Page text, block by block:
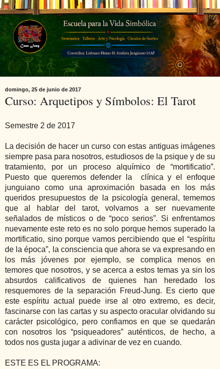
domingo, 25 de junio de 2017
Curso: Arquetipos y Símbolos: El Tarot
Semestre 2 de 2017
La decisión de hacer un curso con estas antiguas imágenes
siempre pasa para nosotros, estudiosos de la psique y de su
tratamiento, por un proceso alquímico de “mortificatio”.
Puesto que queremos defender la clínica y el enfoque
junguiano como una aproximación basada en los más
queridos presupuestos de la psicología general, tememos
que al hablar del tarot, volvamos a ser nuevamente
señalados de místicos o de “poco serios”. Si enfrentamos
nuevamente este reto es no solo porque hemos superado la
mortificatio, sino porque vamos percibiendo que el “espíritu
de la época”, la consciencia que ahora se va expresando en
los más jóvenes por ejemplo, se complica menos en
temores que nosotros, y se acerca a estos temas ya sin los
absurdos calificativos de quienes han heredado los
resquemores de la separación Freud-Jung. Es cierto que
este espíritu actual puede irse al otro extremo, es decir,
fascinarse con las cartas y su aspecto oracular olvidando su
carácter psicológico, pero confiamos en que se quedarán
con nosotros los “psiqueadores” auténticos, de hecho, a
todos nos gusta jugar a adivinar de vez en cuando.
ESTE ES EL PROGRAMA: